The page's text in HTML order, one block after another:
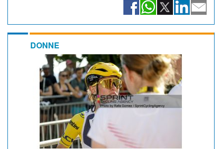
DONNE